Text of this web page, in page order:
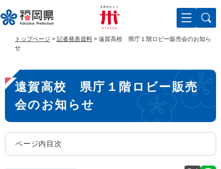
ー
ジ
す
。
ニ
ュ
し
て
へ
トップページ > 記者発表資料 > 遠賀高校 県庁１階ロビー販売会のお知ら
せ
本
文
遠賀高校 県庁１階ロビー販売
会のお知らせ
ページ内目次